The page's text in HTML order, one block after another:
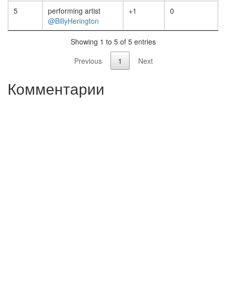
5
performing artist
@BillyHerington
+1 0
Showing 1 to 5 of 5 entries
Previous
1 Next
Комментарии